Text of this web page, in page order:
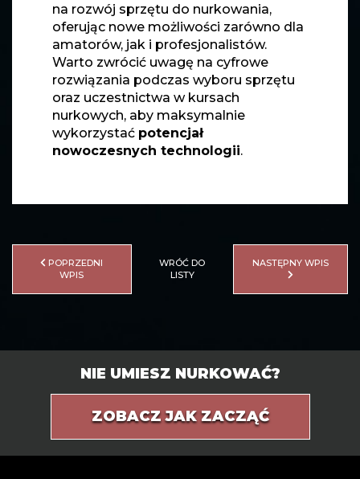
na rozwój sprzętu do nurkowania,
oferując nowe możliwości zarówno dla
amatorów, jak i profesjonalistów.
Warto zwrócić uwagę na cyfrowe
rozwiązania podczas wyboru sprzętu
oraz uczestnictwa w kursach
nurkowych, aby maksymalnie
wykorzystać potencjał
nowoczesnych technologii.
POPRZEDNI
WPIS
WRÓĆ DO
LISTY
NASTĘPNY WPIS
NIE UMIESZ NURKOWAĆ?
ZOBACZ JAK ZACZĄĆ